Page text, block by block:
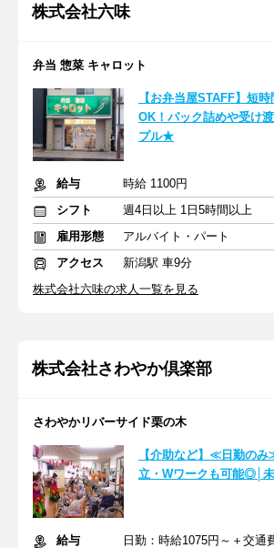
株式会社六味
弁当 惣菜 キャロット
【お弁当屋STAFF】短
OK！パック詰めや受け
プル★
給与
時給 1100円
シフト
週4日以上 1日5時間以上
雇用形態
アルバイト・パート
アクセス
新潟駅 車9分
株式会社六味の求人一覧を見る
株式会社さわやか倶楽部
さわやかリバーサイド栗の木
【介助など】≪日勤の
立・Wワークも可能◎│
給与
日勤：時給1075円～＋交通